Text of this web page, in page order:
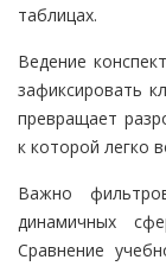
таблицах.
Ведение
зафиксировать
превращает
к которой легко
Важно
динамичных
Сравнение